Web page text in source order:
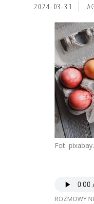
2024-03-31
Fot.
ROZMOWY